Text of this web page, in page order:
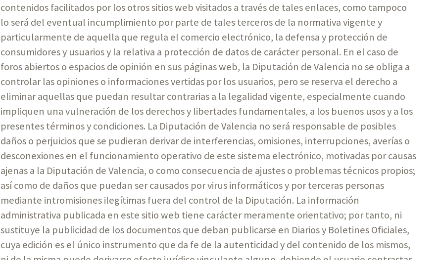
contenidos facilitados por los otros sitios web visitados a través de tales enlaces, como tampoco
lo será del eventual incumplimiento por parte de tales terceros de la normativa vigente y
particularmente de aquella que regula el comercio electrónico, la defensa y protección de
consumidores y usuarios y la relativa a protección de datos de carácter personal. En el caso de
foros abiertos o espacios de opinión en sus páginas web, la Diputación de Valencia no se obliga a
controlar las opiniones o informaciones vertidas por los usuarios, pero se reserva el derecho a
eliminar aquellas que puedan resultar contrarias a la legalidad vigente, especialmente cuando
impliquen una vulneración de los derechos y libertades fundamentales, a los buenos usos y a los
presentes términos y condiciones. La Diputación de Valencia no será responsable de posibles
daños o perjuicios que se pudieran derivar de interferencias, omisiones, interrupciones, averías o
desconexiones en el funcionamiento operativo de este sistema electrónico, motivadas por causas
ajenas a la Diputación de Valencia, o como consecuencia de ajustes o problemas técnicos propios;
así como de daños que puedan ser causados por virus informáticos y por terceras personas
mediante intromisiones ilegítimas fuera del control de la Diputación. La información
administrativa publicada en este sitio web tiene carácter meramente orientativo; por tanto, ni
sustituye la publicidad de los documentos que deban publicarse en Diarios y Boletines Oficiales,
cuya edición es el único instrumento que da fe de la autenticidad y del contenido de los mismos,